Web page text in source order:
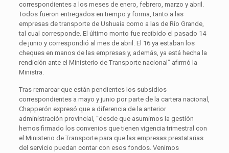
correspondientes a los meses de enero, febrero, marzo y abril.
Todos fueron entregados en tiempo y forma, tanto a las
empresas de transporte de Ushuaia como a las de Río Grande,
tal cual corresponde. El último monto fue recibido el pasado 14
de junio y correspondió al mes de abril. El 16 ya estaban los
cheques en manos de las empresas y, además, ya está hecha la
rendición ante el Ministerio de Transporte nacional” afirmó la
Ministra.
Tras remarcar que están pendientes los subsidios
correspondientes a mayo y junio por parte de la cartera nacional,
Chapperón expresó que a diferencia de la anterior
administración provincial, “desde que asumimos la gestión
hemos firmado los convenios que tienen vigencia trimestral con
el Ministerio de Transporte para que las empresas prestatarias
del servicio puedan contar con esos fondos. Venimos